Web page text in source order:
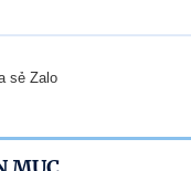
sẻ Zalo